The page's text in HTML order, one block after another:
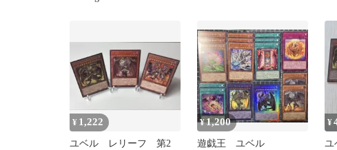
¥ 1,222
ユベル レリーフ 第2
¥1,200
遊戯王 ユベル
¥
ユ